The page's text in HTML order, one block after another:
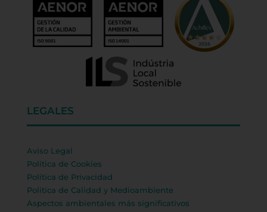
LEGALES
Aviso Legal
Política de Cookies
Política de Privacidad
Política de Calidad y Medioambiente
Aspectos ambientales más significativos